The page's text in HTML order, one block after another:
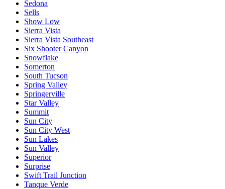
Sedona
Sells
Show Low
Sierra Vista
Sierra Vista Southeast
Six Shooter Canyon
Snowflake
Somerton
South Tucson
Spring Valley
Springerville
Star Valley
Summit
Sun City
Sun City West
Sun Lakes
Sun Valley
Superior
Surprise
Swift Trail Junction
Tanque Verde